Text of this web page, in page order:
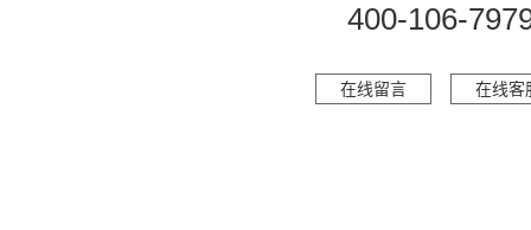
400-106-
在线留言 在线客